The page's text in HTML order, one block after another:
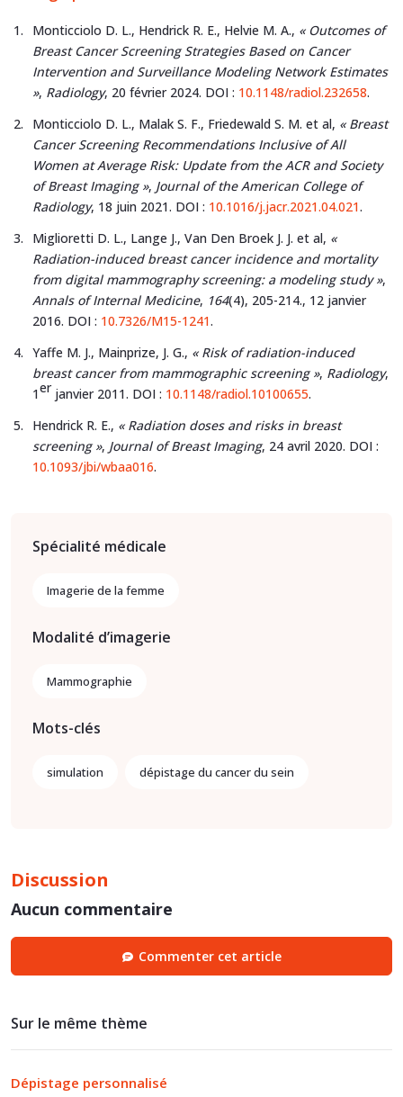
Monticciolo D. L., Hendrick R. E., Helvie M. A., « Outcomes of
Breast Cancer Screening Strategies Based on Cancer
Intervention and Surveillance Modeling Network Estimates
», Radiology, 20 février 2024. DOI : 10.1148/radiol.232658.
Monticciolo D. L., Malak S. F., Friedewald S. M. et al, « Breast
Cancer Screening Recommendations Inclusive of All
Women at Average Risk: Update from the ACR and Society
of Breast Imaging », Journal of the American College of
Radiology, 18 juin 2021. DOI : 10.1016/j.jacr.2021.04.021.
Miglioretti D. L., Lange J., Van Den Broek J. J. et al, «
Radiation-induced breast cancer incidence and mortality
from digital mammography screening: a modeling study »,
Annals of Internal Medicine, 164(4), 205-214., 12 janvier
2016. DOI : 10.7326/M15-1241.
Yaffe M. J., Mainprize, J. G., « Risk of radiation-induced
breast cancer from mammographic screening », Radiology,
1er janvier 2011. DOI : 10.1148/radiol.10100655.
Hendrick R. E., « Radiation doses and risks in breast
screening », Journal of Breast Imaging, 24 avril 2020. DOI :
10.1093/jbi/wbaa016.
Spécialité médicale
Imagerie de la femme
Modalité d’imagerie
Mammographie
Mots-clés
simulation dépistage du cancer du sein
Discussion
Aucun commentaire
Commenter cet article
Sur le même thème
Dépistage personnalisé